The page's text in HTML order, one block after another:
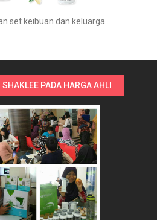
set keibuan dan keluarga
PADA HARGA AHLI